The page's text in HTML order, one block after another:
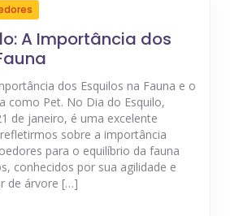
A Importância dos
dos Esquilos na Fauna e o
como Pet. No Dia do Esquilo,
de janeiro, é uma excelente
sobre a importância
para o equilíbrio da fauna
conhecidos por sua agilidade e
de árvore […]